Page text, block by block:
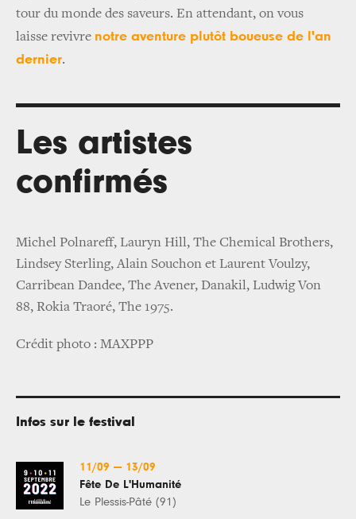
tour du monde des saveurs. En attendant, on vous
laisse revivre notre aventure plutôt boueuse de l'an
dernier.
Les artistes
confirmés
Michel Polnareff, Lauryn Hill, The Chemical Brothers,
Lindsey Sterling, Alain Souchon et Laurent Voulzy,
Carribean Dandee, The Avener, Danakil, Ludwig Von
88, Rokia Traoré, The 1975.
Crédit photo : MAXPPP
Infos sur le festival
11/09 — 13/09
Fête De L'Humanité
Le Plessis-Pâté (91)